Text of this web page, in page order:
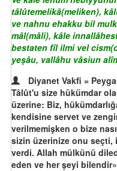
tâlûtemelikâ(meliken),
ve nahnu ehakku bil
mâl(mâli), kâle
bestaten fîl ilmi vel
yeşâu, vallâhu vâsiun
Diyanet Vakfi =
Tâlût'u size hükümdar
üzerine: Biz,
kendisine servet ve
verilmemişken o bize
sizin üzerinize onu
verdi. Allah mülkünü
eden ve her şeyi